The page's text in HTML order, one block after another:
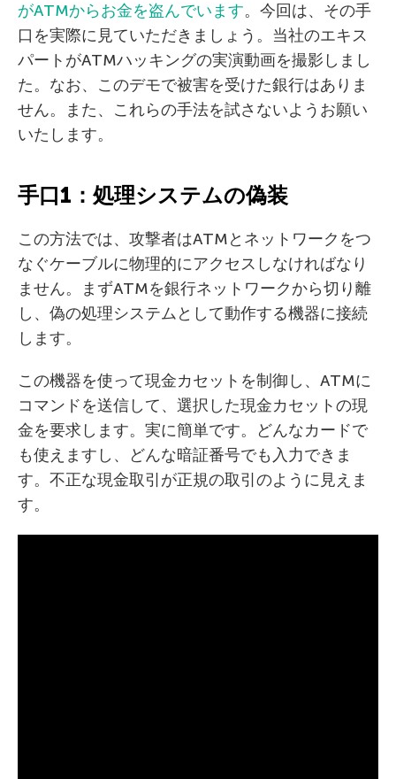
がATMからお金を盗んでいます。今回は、その手
口を実際に見ていただきましょう。当社のエキス
パートがATMハッキングの実演動画を撮影しまし
た。なお、このデモで被害を受けた銀行はありま
せん。また、これらの手法を試さないようお願い
いたします。
手口1：処理システムの偽装
この方法では、攻撃者はATMとネットワークをつ
なぐケーブルに物理的にアクセスしなければなり
ません。まずATMを銀行ネットワークから切り離
し、偽の処理システムとして動作する機器に接続
します。
この機器を使って現金カセットを制御し、ATMに
コマンドを送信して、選択した現金カセットの現
金を要求します。実に簡単です。どんなカードで
も使えますし、どんな暗証番号でも入力できま
す。不正な現金取引が正規の取引のように見えま
す。